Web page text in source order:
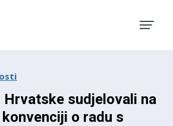
sudjelovali na
o radu s